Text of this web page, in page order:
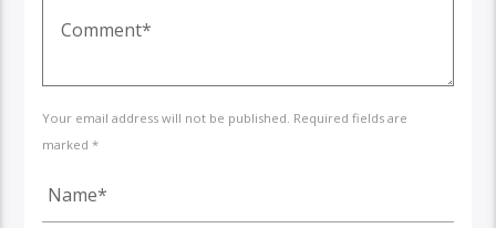
Your email address will not be published. Required fields are
marked *